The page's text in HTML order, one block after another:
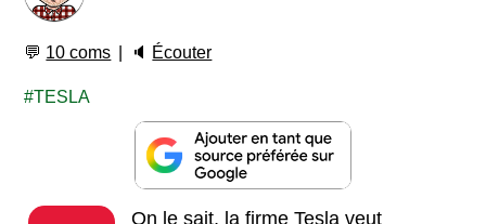
💬 10 coms 🔈 Écouter
TESLA
On le sait, la firme Tesla veut